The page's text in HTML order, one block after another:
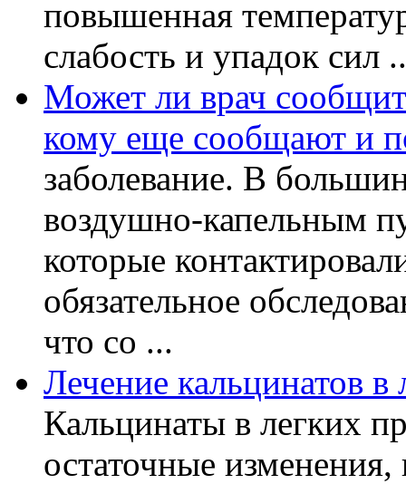
повышенная
слабость и упадок сил
Может ли врач
кому еще сообщают и
заболевание. В
воздушно-капельным
которые
обязательное
что со ...
Лечение кальцинатов
Кальцинаты в легких
остаточные